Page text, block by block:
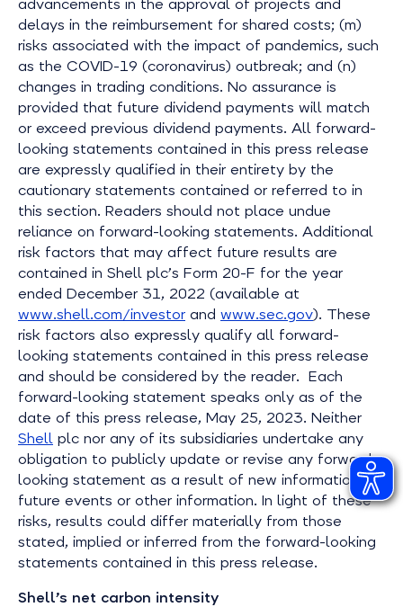
advancements in the approval of projects and
delays in the reimbursement for shared costs; (m)
risks associated with the impact of pandemics, such
as the COVID-19 (coronavirus) outbreak; and (n)
changes in trading conditions. No assurance is
provided that future dividend payments will match
or exceed previous dividend payments. All forward-
looking statements contained in this press release
are expressly qualified in their entirety by the
cautionary statements contained or referred to in
this section. Readers should not place undue
reliance on forward-looking statements. Additional
risk factors that may affect future results are
contained in Shell plc’s Form 20-F for the year
ended December 31, 2022 (available at
www.shell.com/investor and www.sec.gov). These
risk factors also expressly qualify all forward-
looking statements contained in this press release
and should be considered by the reader. Each
forward-looking statement speaks only as of the
date of this press release, May 25, 2023. Neither
Shell plc nor any of its subsidiaries undertake any
obligation to publicly update or revise any forward-
looking statement as a result of new information,
future events or other information. In light of these
risks, results could differ materially from those
stated, implied or inferred from the forward-looking
statements contained in this press release.
Shell’s net carbon intensity